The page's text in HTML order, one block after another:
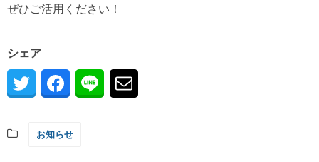
ぜひご活用ください！
シェア
お知らせ